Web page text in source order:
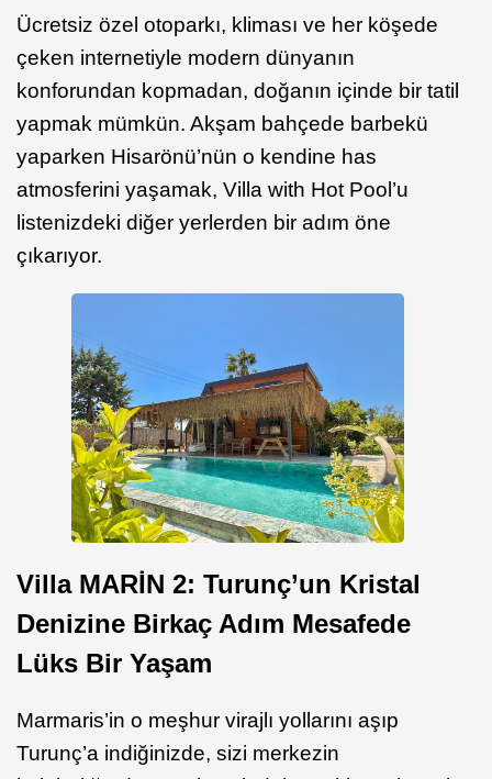
Ücretsiz özel otoparkı, kliması ve her köşede
çeken internetiyle modern dünyanın
konforundan kopmadan, doğanın içinde bir tatil
yapmak mümkün. Akşam bahçede barbekü
yaparken Hisarönü’nün o kendine has
atmosferini yaşamak, Villa with Hot Pool’u
listenizdeki diğer yerlerden bir adım öne
çıkarıyor.
Villa MARİN 2: Turunç’un Kristal
Denizine Birkaç Adım Mesafede
Lüks Bir Yaşam
Marmaris’in o meşhur virajlı yollarını aşıp
Turunç’a indiğinizde, sizi merkezin